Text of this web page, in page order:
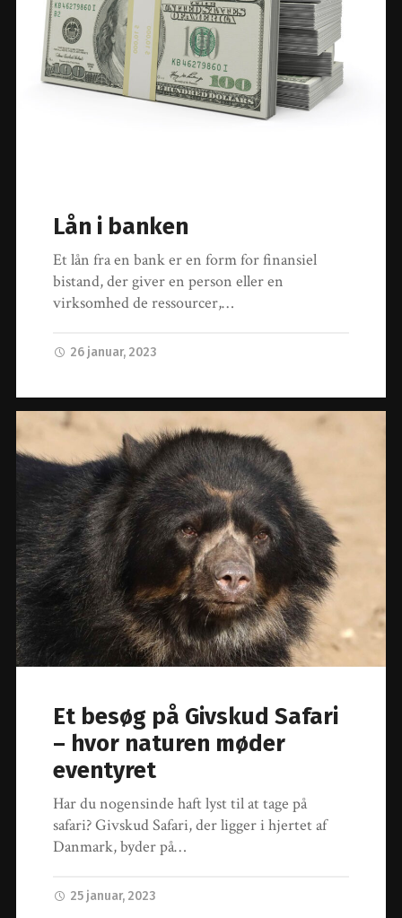
Lån i banken
Et lån fra en bank er en form for finansiel
bistand, der giver en person eller en
virksomhed de ressourcer,…
26 januar, 2023
Et besøg på Givskud Safari
– hvor naturen møder
eventyret
Har du nogensinde haft lyst til at tage på
safari? Givskud Safari, der ligger i hjertet af
Danmark, byder på…
25 januar, 2023